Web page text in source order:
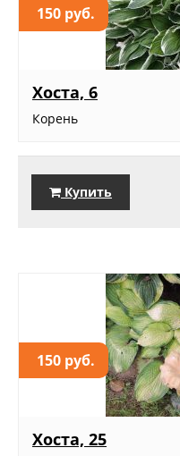
150 руб.
Хоста, 6
Корень
Купить
150 руб.
Хоста, 25